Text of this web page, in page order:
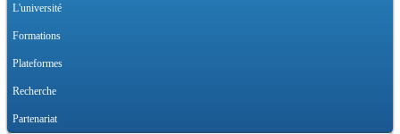
L'université
Formations
Plateformes
Recherche
Partenariat